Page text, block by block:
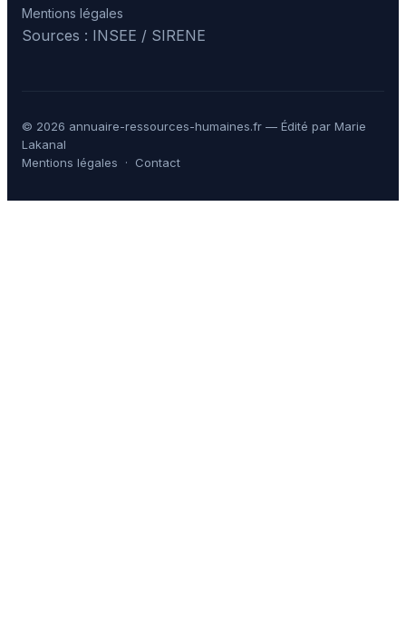
Mentions légales
Sources : INSEE / SIRENE
© 2026 annuaire-ressources-humaines.fr — Édité par Marie
Lakanal
Mentions légales · Contact